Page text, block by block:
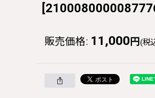
[
販売価格: 11,000 円 (税